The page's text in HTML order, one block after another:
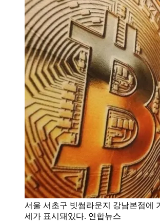
서울 서초구 빗썸라운지 강남본점에
세가 표시돼있다. 연합뉴스